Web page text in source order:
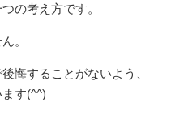
の考え方です。
。
悔することがないよう、
す(^^)